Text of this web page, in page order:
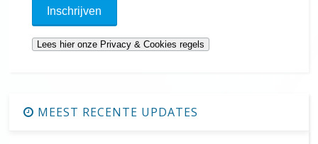
MEEST RECENTE UPDATES